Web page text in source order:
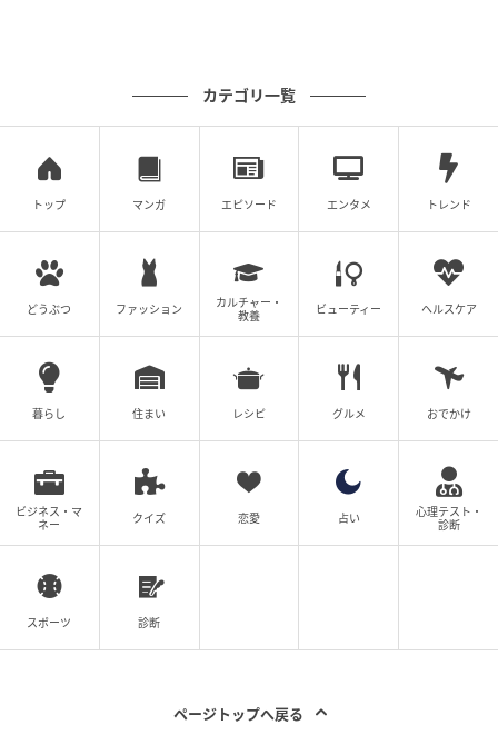
大人かわいいハーフパンツとも好相性
カテゴリ一覧
トップ マンガ エピソード エンタメ トレンド
どうぶつ ファッション
カルチャー・
教養
ビューティー ヘルスケア
暮らし 住まい レシピ グルメ おでかけ
ビジネス・マ
ネー
クイズ 恋愛 占い
心理テスト・
診断
スポーツ 診断
ページトップへ戻る